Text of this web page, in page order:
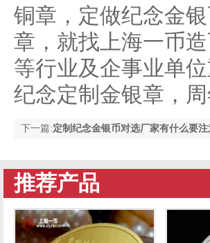
铜章，定做纪念金
章，就找上海一币
等行业及企事业单
纪念定制金银章，
下一篇:定制纪念金银币对选厂家有什么要注
推荐产品